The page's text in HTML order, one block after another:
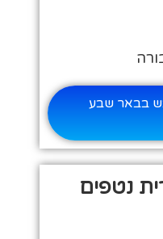
בבאר שבע
נטפים